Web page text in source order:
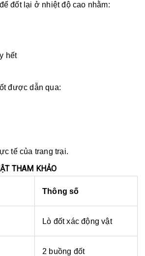
đốt lại ở nhiệt độ cao nhằm:
hết
được dẫn qua:
tế của trang trại.
THAM KHẢO
Thông số
Lò đốt xác động vật
2 buồng đốt